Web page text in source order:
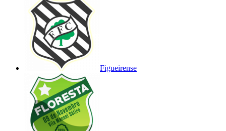
Figueirense